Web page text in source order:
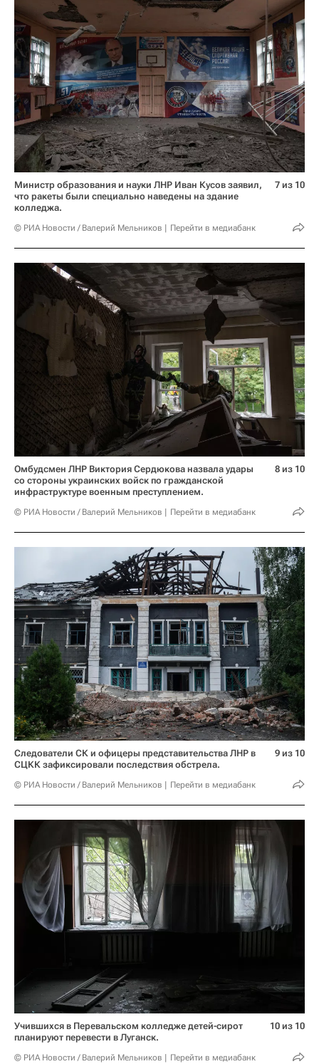
Министр образования и науки ЛНР Иван Кусов заявил,
что ракеты были специально наведены на здание
колледжа.
© РИА Новости / Валерий Мельников Перейти в медиабанк
7 из 10
Омбудсмен ЛНР Виктория Сердюкова назвала удары
со стороны украинских войск по гражданской
инфраструктуре военным преступлением.
© РИА Новости / Валерий Мельников Перейти в медиабанк
8 из 10
Следователи СК и офицеры представительства ЛНР в
СЦКК зафиксировали последствия обстрела.
© РИА Новости / Валерий Мельников Перейти в медиабанк
9 из 10
Учившихся в Перевальском колледже детей-сирот
планируют перевести в Луганск.
© РИА Новости / Валерий Мельников Перейти в медиабанк
10 из 10